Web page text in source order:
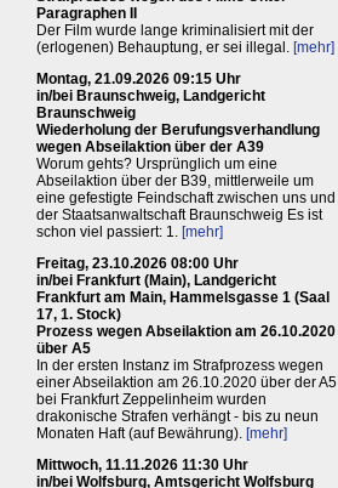
Paragraphen II
Der Film wurde lange kriminalisiert mit der
(erlogenen) Behauptung, er sei illegal. [mehr]
Montag, 21.09.2026 09:15 Uhr
in/bei Braunschweig, Landgericht
Braunschweig
Wiederholung der Berufungsverhandlung
wegen Abseilaktion über der A39
Worum gehts? Ursprünglich um eine
Abseilaktion über der B39, mittlerweile um
eine gefestigte Feindschaft zwischen uns und
der Staatsanwaltschaft Braunschweig Es ist
schon viel passiert: 1. [mehr]
Freitag, 23.10.2026 08:00 Uhr
in/bei Frankfurt (Main), Landgericht
Frankfurt am Main, Hammelsgasse 1 (Saal
17, 1. Stock)
Prozess wegen Abseilaktion am 26.10.2020
über A5
In der ersten Instanz im Strafprozess wegen
einer Abseilaktion am 26.10.2020 über der A5
bei Frankfurt Zeppelinheim wurden
drakonische Strafen verhängt - bis zu neun
Monaten Haft (auf Bewährung). [mehr]
Mittwoch, 11.11.2026 11:30 Uhr
in/bei Wolfsburg, Amtsgericht Wolfsburg